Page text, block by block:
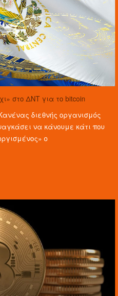
στο ΔΝΤ για το bitcoin
διεθνής οργανισμός
να κάνουμε κάτι που
ο